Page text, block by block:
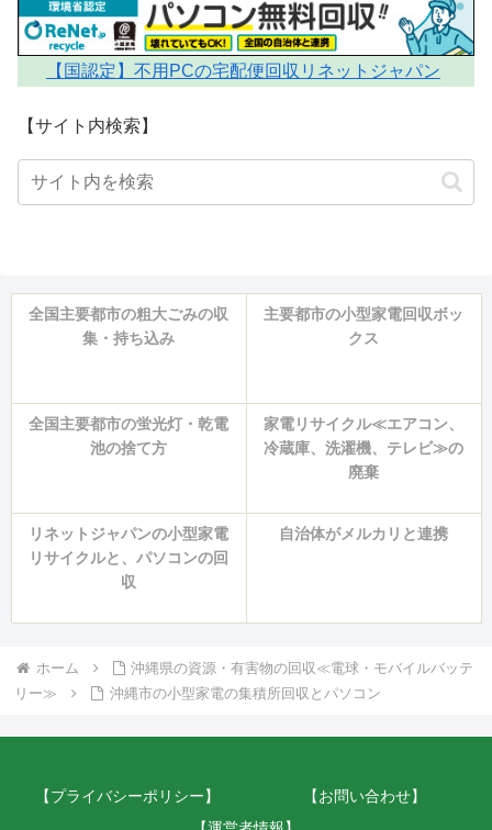
【国認定】不用PCの宅配便回収リネットジャパン
【サイト内検索】
全国主要都市の粗大ごみの収
集・持ち込み
主要都市の小型家電回収ボッ
クス
全国主要都市の蛍光灯・乾電
池の捨て方
家電リサイクル≪エアコン、
冷蔵庫、洗濯機、テレビ≫の
廃棄
リネットジャパンの小型家電
リサイクルと、パソコンの回
収
自治体がメルカリと連携
ホーム
沖縄県の資源・有害物の回収≪電球・モバイルバッテ
リー≫
沖縄市の小型家電の集積所回収とパソコン
【プライバシーポリシー】
【お問い合わせ】